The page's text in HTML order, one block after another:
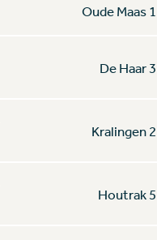
Oude Maas 1
De Haar 3
Kralingen 2
Houtrak 5